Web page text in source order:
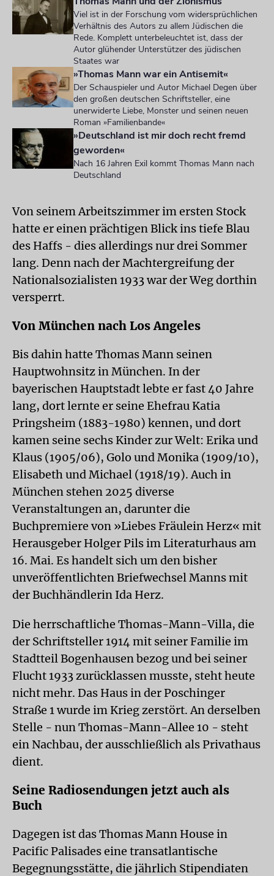
Viel ist in der Forschung vom widersprüchlichen
Verhältnis des Autors zu allem Jüdischen die
Rede. Komplett unterbeleuchtet ist, dass der
Autor glühender Unterstützer des jüdischen
Staates war
»Thomas Mann war ein Antisemit«
Der Schauspieler und Autor Michael Degen über
den großen deutschen Schriftsteller, eine
unerwiderte Liebe, Monster und seinen neuen
Roman »Familienbande«
»Deutschland ist mir doch recht fremd
geworden«
Nach 16 Jahren Exil kommt Thomas Mann nach
Deutschland
Von seinem Arbeitszimmer im ersten Stock
hatte er einen prächtigen Blick ins tiefe Blau
des Haffs - dies allerdings nur drei Sommer
lang. Denn nach der Machtergreifung der
Nationalsozialisten 1933 war der Weg dorthin
versperrt.
Von München nach Los Angeles
Bis dahin hatte Thomas Mann seinen
Hauptwohnsitz in München. In der
bayerischen Hauptstadt lebte er fast 40 Jahre
lang, dort lernte er seine Ehefrau Katia
Pringsheim (1883-1980) kennen, und dort
kamen seine sechs Kinder zur Welt: Erika und
Klaus (1905/06), Golo und Monika (1909/10),
Elisabeth und Michael (1918/19). Auch in
München stehen 2025 diverse
Veranstaltungen an, darunter die
Buchpremiere von »Liebes Fräulein Herz« mit
Herausgeber Holger Pils im Literaturhaus am
16. Mai. Es handelt sich um den bisher
unveröffentlichten Briefwechsel Manns mit
der Buchhändlerin Ida Herz.
Die herrschaftliche Thomas-Mann-Villa, die
der Schriftsteller 1914 mit seiner Familie im
Stadtteil Bogenhausen bezog und bei seiner
Flucht 1933 zurücklassen musste, steht heute
nicht mehr. Das Haus in der Poschinger
Straße 1 wurde im Krieg zerstört. An derselben
Stelle - nun Thomas-Mann-Allee 10 - steht
ein Nachbau, der ausschließlich als Privathaus
dient.
Seine Radiosendungen jetzt auch als
Buch
Dagegen ist das Thomas Mann House in
Pacific Palisades eine transatlantische
Begegnungsstätte, die jährlich Stipendiaten